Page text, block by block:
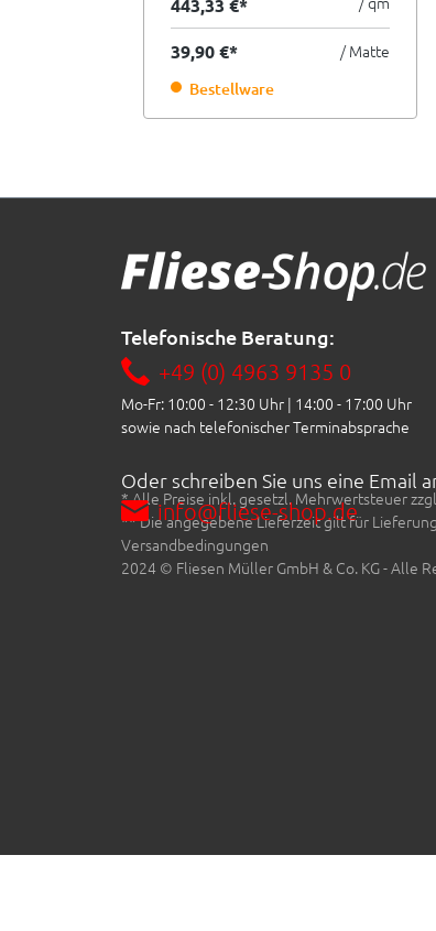
443,33 €*
39,90 €* / Matte
Bestellware
Telefonische Beratung:
+49 (0) 4963 9135 0
Mo-Fr: 10:00 - 12:30 Uhr | 14:00 - 17:00 Uhr
sowie nach telefonischer Terminabsprache
Oder schreiben Sie uns eine Email
info@fliese-shop.de
* Alle Preise inkl. gesetzl. Mehrwertsteuer
** Die angegebene Lieferzeit gilt für
Versandbedingungen
2024 © Fliesen Müller GmbH & Co. KG - Alle